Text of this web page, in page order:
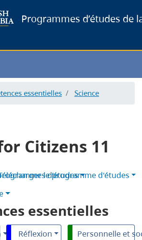
to
Programmes d’études de
essentielles Science
Citizens 11
le programme d'études
d’études
essentielles
Réflexion Personnelle et